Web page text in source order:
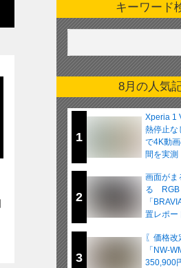
キーワード
8月の人気
1
Xperia 1
熱停止
で4K動
間を実測
2
画面がま
る RGB
「
置レポー
3
〖価格
「NW-
350,900